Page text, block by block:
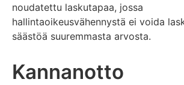
noudatettu laskutapaa, jossa
hallintaoikeusvähennystä ei voida
säästöä suuremmasta arvosta.
Kannanotto